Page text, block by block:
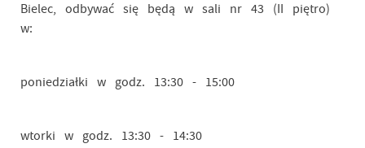
Bielec, odbywać się będą w sali nr 43 (II piętro)
w:
poniedziałki w godz. 13:30 - 15:00
wtorki w godz. 13:30 - 14:30